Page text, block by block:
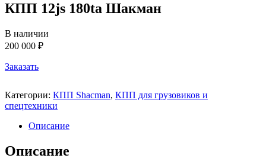
КПП 12js 180ta Шакман
В наличии
200 000 ₽
Заказать
Категории: КПП Shacman, КПП для грузовиков и
спецтехники
Описание
Описание